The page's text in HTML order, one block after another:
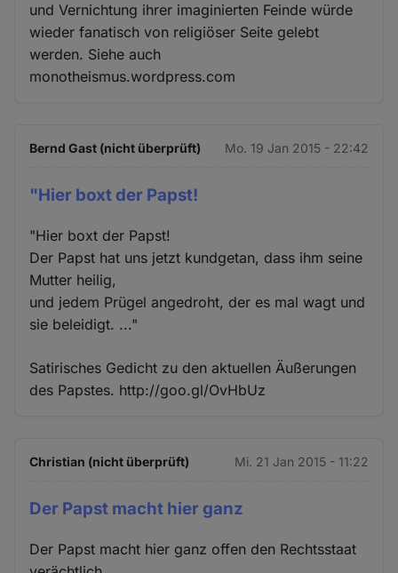
und Vernichtung ihrer imaginierten Feinde würde
wieder fanatisch von religiöser Seite gelebt
werden. Siehe auch
monotheismus.wordpress.com
Bernd Gast (nicht überprüft) Mo. 19 Jan 2015 - 22:42
"Hier boxt der Papst!
"Hier boxt der Papst!
Der Papst hat uns jetzt kundgetan, dass ihm seine
Mutter heilig,
und jedem Prügel angedroht, der es mal wagt und
sie beleidigt. ..."
Satirisches Gedicht zu den aktuellen Äußerungen
des Papstes. http://goo.gl/OvHbUz
Christian (nicht überprüft) Mi. 21 Jan 2015 - 11:22
Der Papst macht hier ganz
Der Papst macht hier ganz offen den Rechtsstaat